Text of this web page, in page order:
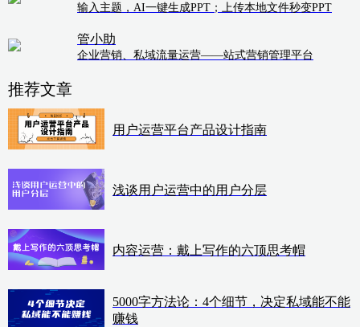
输入主题，AI一键生成PPT；上传本地文件秒变PPT
管小助
企业营销、私域流量运营——站式营销管理平台
推荐文章
用户运营平台产品设计指南
浅谈用户运营中的用户分层
内容运营：戴上写作的六顶思考帽
5000字方法论：4个细节，决定私域能不能
赚钱